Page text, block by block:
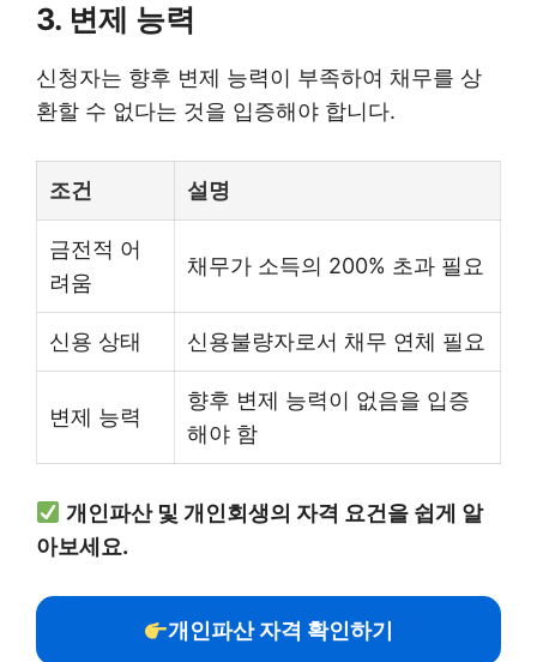
3. 변제 능력
신청자는 향후 변제 능력이 부족하여 채무를 상
환할 수 없다는 것을 입증해야 합니다.
조건 설명
금전적 어
려움
채무가 소득의 200% 초과 필요
신용 상태 신용불량자로서 채무 연체 필요
변제 능력
향후 변제 능력이 없음을 입증
해야 함
개인파산 및 개인회생의 자격 요건을 쉽게 알
아보세요.
개인파산 자격 확인하기